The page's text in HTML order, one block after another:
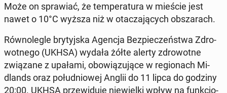
Może on spra­wiać, że tem­pe­ra­tu­ra w mieście jest
nawet o 10°C wyższa niż w ota­cza­ją­cych ob­sza­rach.
Rów­no­le­gle bry­tyj­ska Agencja Bez­pie­czeń­stwa Zdro­
wot­ne­go (UKHSA) wydała żółte alerty zdro­wot­ne
zwią­za­ne z upałami, obo­wią­zu­ją­ce w re­gio­nach Mi­
dlands oraz po­łu­dnio­wej Anglii do 11 lipca do godziny
20:00. UKHSA prze­wi­du­je nie­wiel­ki wpływ na funk­cjo­